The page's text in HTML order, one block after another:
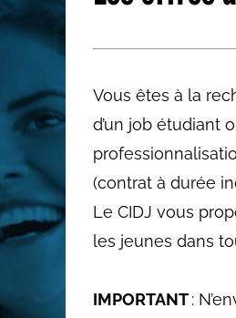
Vous êtes à la
d’un job étudiant
(contrat à durée
Le CIDJ vous
les jeunes dans
IMPORTANT: